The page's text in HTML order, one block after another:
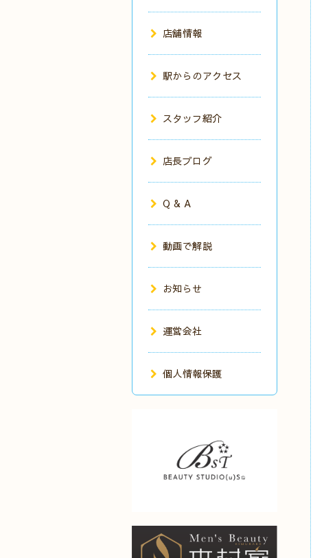
店舗情報
駅からのアクセス
スタッフ紹介
店長ブログ
Q & A
動画で解説
お知らせ
運営会社
個人情報保護